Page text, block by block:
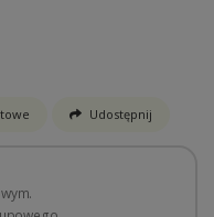
Udostępnij